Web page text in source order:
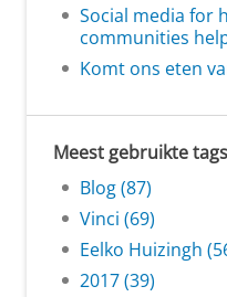
Social media for
communities
Komt ons eten
Meest gebruikte tags
Blog (87)
Vinci (69)
Eelko Huizingh
2017 (39)